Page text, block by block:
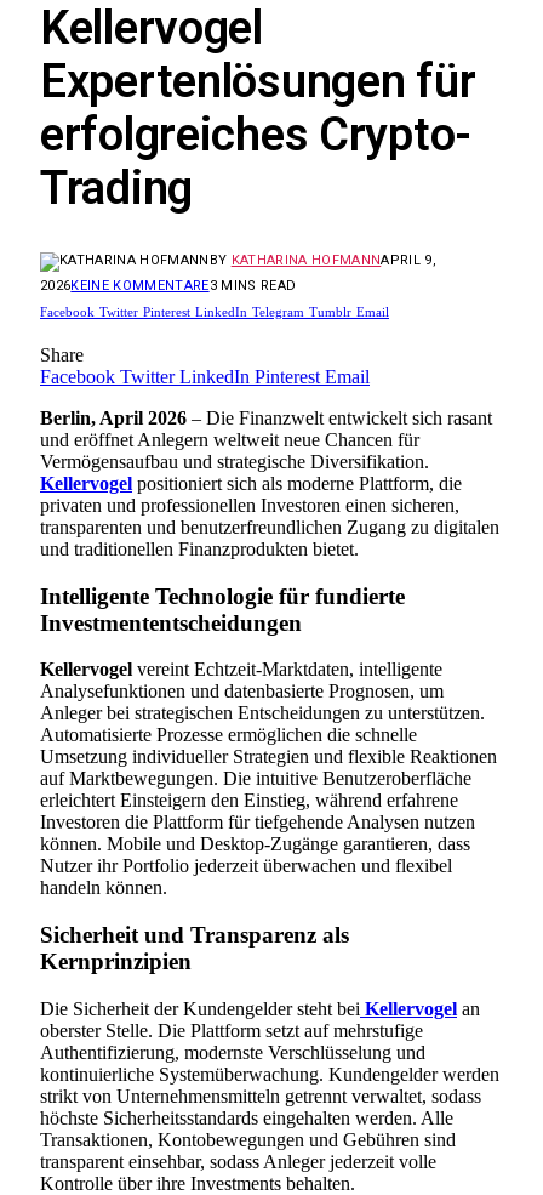
Kellervogel
Expertenlösungen für
erfolgreiches Crypto-
Trading
BY KATHARINA HOFMANNAPRIL 9,
2026KEINE KOMMENTARE3 MINS READ
Facebook Twitter Pinterest LinkedIn Telegram Tumblr Email
Share
Facebook Twitter LinkedIn Pinterest Email
Berlin, April 2026 – Die Finanzwelt entwickelt sich rasant
und eröffnet Anlegern weltweit neue Chancen für
Vermögensaufbau und strategische Diversifikation.
Kellervogel positioniert sich als moderne Plattform, die
privaten und professionellen Investoren einen sicheren,
transparenten und benutzerfreundlichen Zugang zu digitalen
und traditionellen Finanzprodukten bietet.
Intelligente Technologie für fundierte
Investmententscheidungen
Kellervogel vereint Echtzeit-Marktdaten, intelligente
Analysefunktionen und datenbasierte Prognosen, um
Anleger bei strategischen Entscheidungen zu unterstützen.
Automatisierte Prozesse ermöglichen die schnelle
Umsetzung individueller Strategien und flexible Reaktionen
auf Marktbewegungen. Die intuitive Benutzeroberfläche
erleichtert Einsteigern den Einstieg, während erfahrene
Investoren die Plattform für tiefgehende Analysen nutzen
können. Mobile und Desktop-Zugänge garantieren, dass
Nutzer ihr Portfolio jederzeit überwachen und flexibel
handeln können.
Sicherheit und Transparenz als
Kernprinzipien
Die Sicherheit der Kundengelder steht bei Kellervogel an
oberster Stelle. Die Plattform setzt auf mehrstufige
Authentifizierung, modernste Verschlüsselung und
kontinuierliche Systemüberwachung. Kundengelder werden
strikt von Unternehmensmitteln getrennt verwaltet, sodass
höchste Sicherheitsstandards eingehalten werden. Alle
Transaktionen, Kontobewegungen und Gebühren sind
transparent einsehbar, sodass Anleger jederzeit volle
Kontrolle über ihre Investments behalten.